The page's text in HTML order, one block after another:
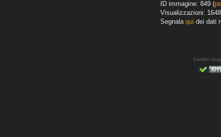
ID immagine: 849 (
Visualizzazioni: 1648
Segnala qui dei dati
Sandro